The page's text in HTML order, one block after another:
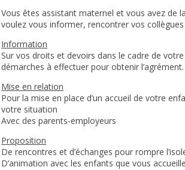
Vous êtes assistant maternel et vous avez de
voulez vous informer, rencontrer vos collègues
Information
Sur vos droits et devoirs dans le cadre de
démarches à effectuer pour obtenir l’agrément.
Mise en relation
Pour la mise en place d’un accueil de votre
votre situation
Avec des parents-employeurs
Proposition
De rencontres et d’échanges pour rompre
D’animation avec les enfants que vous